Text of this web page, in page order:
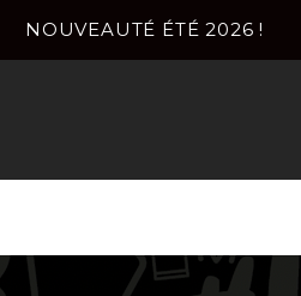
NOUVEAUTÉ ÉTÉ 2026 !